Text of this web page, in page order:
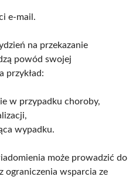
e-mail.
na przekazanie
powód swojej
przykład:
w przypadku choroby,
wypadku.
może prowadzić do
ograniczenia wsparcia ze